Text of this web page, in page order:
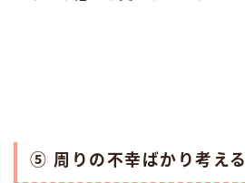
⑤ 周りの不幸ばかり考える